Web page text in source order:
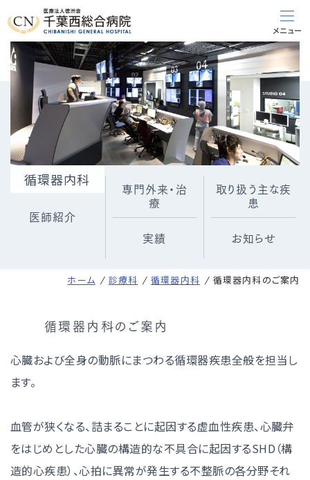
循環器内科
医師紹介
専門外来・治
療
取り扱う主な疾
患
実績 お知らせ
ホーム 診療科 循環器内科 循環器内科のご案内
循環器内科のご案内
心臓および全身の動脈にまつわる循環器疾患全般を担当し
ます。
血管が狭くなる、詰まることに起因する虚血性疾患、心臓弁
をはじめとした心臓の構造的な不具合に起因するSHD（構
造的心疾患）、心拍に異常が発生する不整脈の各分野それ